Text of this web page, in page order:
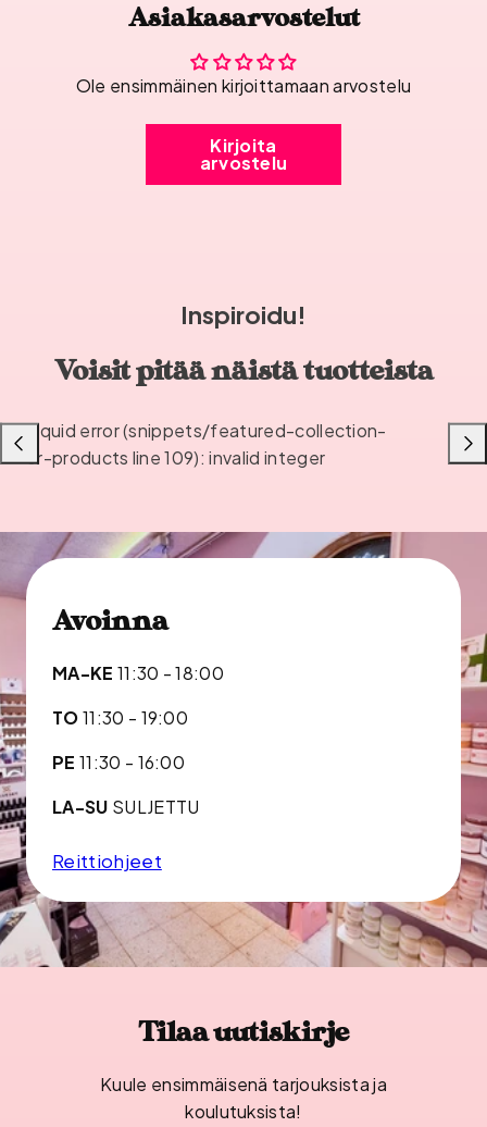
Asiakasarvostelut
Ole ensimmäinen kirjoittamaan arvostelu
Kirjoita
arvostelu
Inspiroidu!
Voisit pitää näistä tuotteista
Liquid error (snippets/featured-collection-
or-products line 109): invalid integer
Liu'uta
vasemmalle
Avoinna
MA-KE 11:30 - 18:00
TO11:30 - 19:00
PE 11:30 - 16:00
LA-SU SULJETTU
Reittiohjeet
Tilaa uutiskirje
Kuule ensimmäisenä tarjouksista ja
koulutuksista!